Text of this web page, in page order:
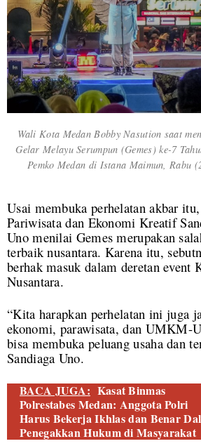
Wali Kota Medan Bobby Nasution saat
Gelar Melayu Serumpun (Gemes) ke-7
Pemko Medan di Istana Maimun, Rabu
Usai membuka perhelatan akbar
Pariwisata dan Ekonomi Kreatif
Uno menilai Gemes merupakan
terbaik nusantara. Karena itu,
berhak masuk dalam deretan event
Nusantara.
“Kita harapkan perhelatan ini juga
ekonomi, parawisata, dan UMKM-
bisa membuka peluang usaha dan
Sandiaga Uno.
BACA JUGA: Kasat Binmas
Polrestabes Medan: Anggota Polri
Harus Bekerja Ikhlas dan Benar
Penegakkan Hukum di Masyarakat